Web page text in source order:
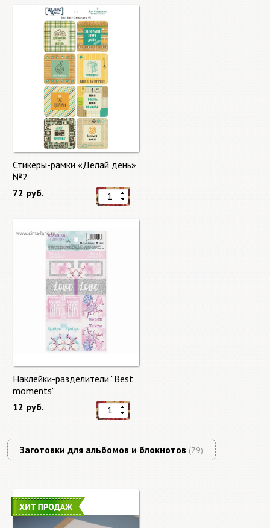
Стикеры-рамки «Делай день»
№2
72 руб.
Наклейки-разделители "Best
moments"
12 руб.
Заготовки для альбомов и блокнотов (79)